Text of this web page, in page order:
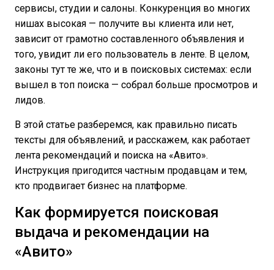
сервисы, студии и салоны. Конкуренция во многих
нишах высокая — получите вы клиента или нет,
зависит от грамотно составленного объявления и
того, увидит ли его пользователь в ленте. В целом,
законы тут те же, что и в поисковых системах: если
вышел в топ поиска — собрал больше просмотров и
лидов.
В этой статье разберемся, как правильно писать
тексты для объявлений, и расскажем, как работает
лента рекомендаций и поиска на «Авито».
Инструкция пригодится частным продавцам и тем,
кто продвигает бизнес на платформе.
Как формируется поисковая
выдача и рекомендации на
«Авито»